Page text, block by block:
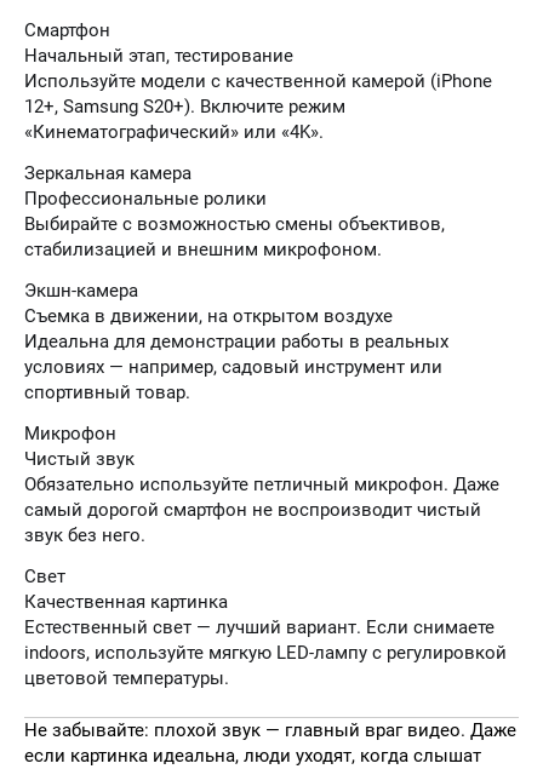
Смартфон
Начальный этап, тестирование
Используйте модели с качественной камерой (iPhone
12+, Samsung S20+). Включите режим
«Кинематографический» или «4K».
Зеркальная камера
Профессиональные ролики
Выбирайте с возможностью смены объективов,
стабилизацией и внешним микрофоном.
Экшн-камера
Съемка в движении, на открытом воздухе
Идеальна для демонстрации работы в реальных
условиях — например, садовый инструмент или
спортивный товар.
Микрофон
Чистый звук
Обязательно используйте петличный микрофон. Даже
самый дорогой смартфон не воспроизводит чистый
звук без него.
Свет
Качественная картинка
Естественный свет — лучший вариант. Если снимаете
indoors, используйте мягкую LED-лампу с регулировкой
цветовой температуры.
Не забывайте: плохой звук — главный враг видео. Даже
если картинка идеальна, люди уходят, когда слышат